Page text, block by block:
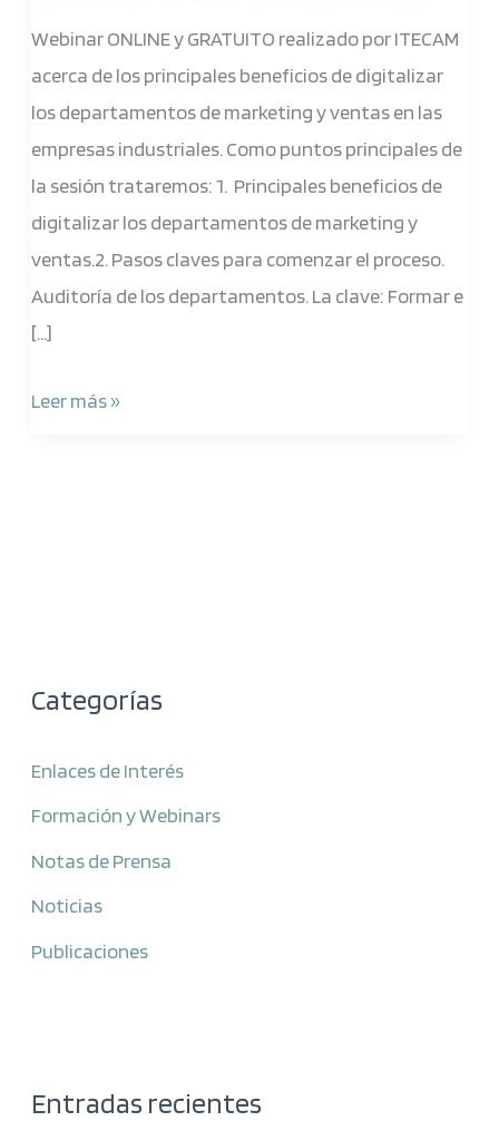
Webinar ONLINE y GRATUITO realizado por ITECAM
acerca de los principales beneficios de digitalizar
los departamentos de marketing y ventas en las
empresas industriales. Como puntos principales de
la sesión trataremos: 1. Principales beneficios de
digitalizar los departamentos de marketing y
ventas.2. Pasos claves para comenzar el proceso.
Auditoría de los departamentos. La clave: Formar e
[…]
Leer más »
Categorías
Enlaces de Interés
Formación y Webinars
Notas de Prensa
Noticias
Publicaciones
Entradas recientes